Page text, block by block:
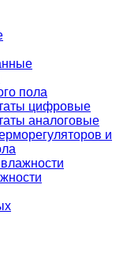
пола
цифровые
аналоговые
и